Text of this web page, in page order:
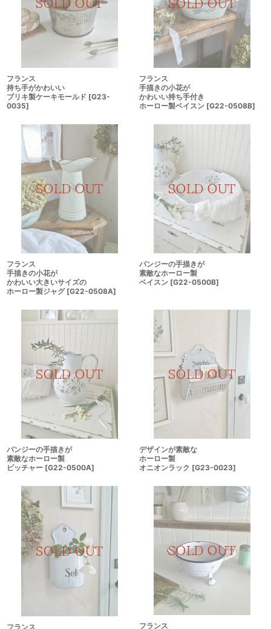
フランス
持ち手がかわいい
ブリキ製ケーキモールド [G23-
0035]
フランス
手描きの小花が
かわいい持ち手付き
ホーロー製ベイスン [G22-0508B]
フランス
手描きの小花が
かわいい大きいサイズの
ホーロー製ジャグ [G22-0508A]
パンジーの手描きが
素敵なホーロー製
ベイスン [G22-0500B]
パンジーの手描きが
素敵なホーロー製
ピッチャー [G22-0500A]
デザインが素敵な
ホーロー製
オニオンラック [G23-0023]
フランス
フランス